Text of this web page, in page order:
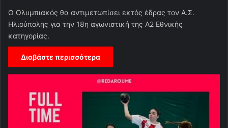
Ο Ολυμπιακός θα αντιμετωπίσει εκτός έδρας τον Α.Σ.
Ηλιούπολης για την 18η αγωνιστική της Α2 Εθνικής
κατηγορίας.
Διαβάστε περισσότερα